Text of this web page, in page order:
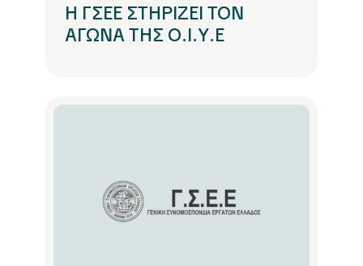
Η ΓΣΕΕ ΣΤΗΡΙΖΕΙ ΤΟΝ
ΑΓΩΝΑ ΤΗΣ Ο.Ι.Υ.Ε